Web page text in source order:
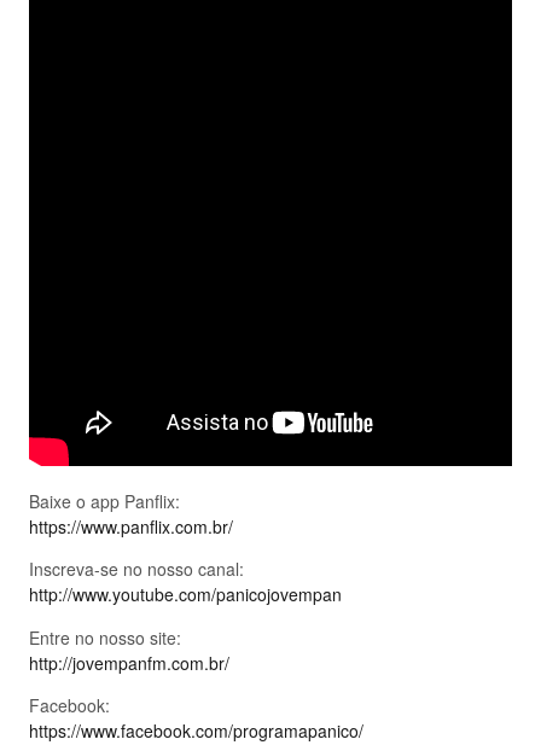
Baixe o app Panflix:
https://www.panflix.com.br/
Inscreva-se no nosso canal:
http://www.youtube.com/panicojovempan
Entre no nosso site:
http://jovempanfm.com.br/
Facebook:
https://www.facebook.com/programapanico/